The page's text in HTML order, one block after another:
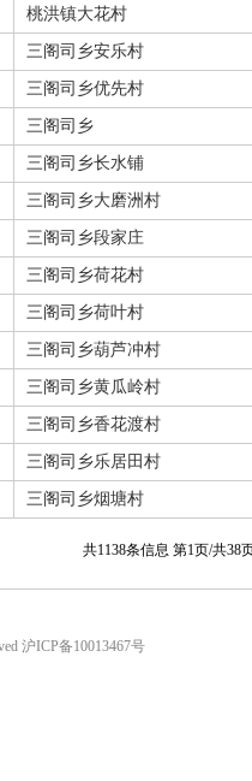
桃洪镇大花村
三阁司乡安乐村
三阁司乡优先村
三阁司乡
三阁司乡长水铺
三阁司乡大磨洲村
三阁司乡段家庄
三阁司乡荷花村
三阁司乡荷叶村
三阁司乡葫芦冲村
三阁司乡黄瓜岭村
三阁司乡香花渡村
三阁司乡乐居田村
三阁司乡烟塘村
共1138条信息 第1页/共38
沪ICP备10013467号